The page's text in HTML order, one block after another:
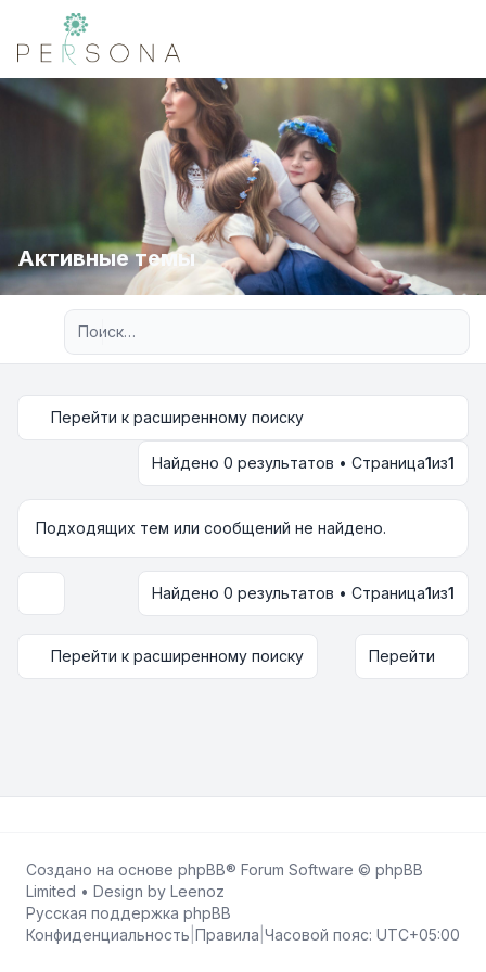
Активные темы
Перейти к расширенному поиску
Найдено 0 результатов • Страница1из1
Подходящих тем или сообщений не найдено.
Настройки отображения и сортировки
Найдено 0 результатов • Страница1из1
Перейти к расширенному поиску Перейти
Создано на основе phpBB® Forum Software © phpBB
Limited • Design by Leenoz
Русская поддержка phpBB
Конфиденциальность Правила Часовой пояс: UTC+05:00